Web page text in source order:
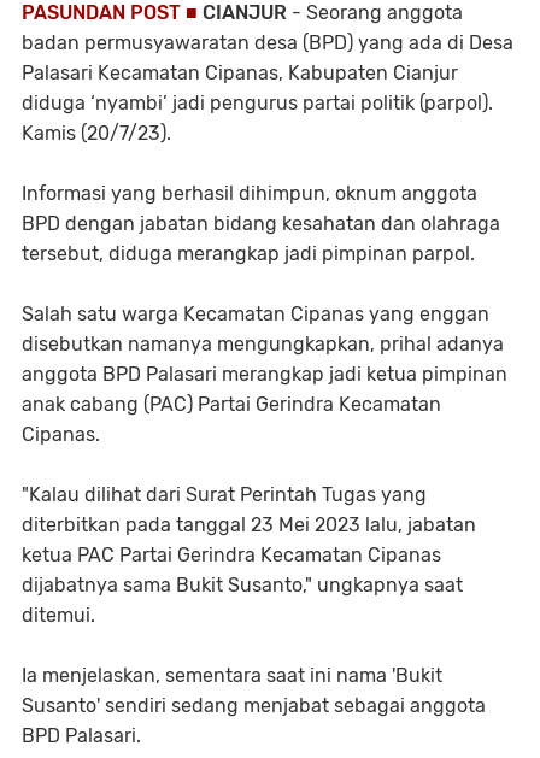
PASUNDAN POST ■ CIANJUR - Seorang anggota
badan permusyawaratan desa (BPD) yang ada di Desa
Palasari Kecamatan Cipanas, Kabupaten Cianjur
diduga ‘nyambi’ jadi pengurus partai politik (parpol).
Kamis (20/7/23).
Informasi yang berhasil dihimpun, oknum anggota
BPD dengan jabatan bidang kesahatan dan olahraga
tersebut, diduga merangkap jadi pimpinan parpol.
Salah satu warga Kecamatan Cipanas yang enggan
disebutkan namanya mengungkapkan, prihal adanya
anggota BPD Palasari merangkap jadi ketua pimpinan
anak cabang (PAC) Partai Gerindra Kecamatan
Cipanas.
"Kalau dilihat dari Surat Perintah Tugas yang
diterbitkan pada tanggal 23 Mei 2023 lalu, jabatan
ketua PAC Partai Gerindra Kecamatan Cipanas
dijabatnya sama Bukit Susanto," ungkapnya saat
ditemui.
Ia menjelaskan, sementara saat ini nama 'Bukit
Susanto' sendiri sedang menjabat sebagai anggota
BPD Palasari.